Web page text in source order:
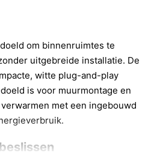
om binnenruimtes te
uitgebreide installatie. De
witte plug-and-play
is voor muurmontage en
met een ingebouwd